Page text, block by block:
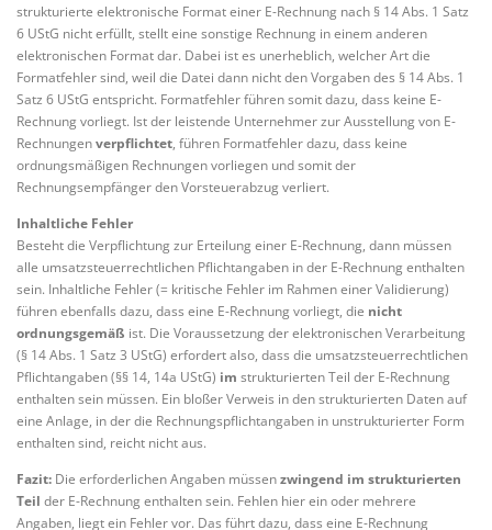
strukturierte elektronische Format einer E-Rechnung nach § 14 Abs. 1 Satz
6 UStG nicht erfüllt, stellt eine sonstige Rechnung in einem anderen
elektronischen Format dar. Dabei ist es unerheblich, welcher Art die
Formatfehler sind, weil die Datei dann nicht den Vorgaben des § 14 Abs. 1
Satz 6 UStG entspricht. Formatfehler führen somit dazu, dass keine E-
Rechnung vorliegt. Ist der leistende Unternehmer zur Ausstellung von E-
Rechnungenverpflichtet, führen Formatfehler dazu, dass keine
ordnungsmäßigen Rechnungen vorliegen und somit der
Rechnungsempfänger den Vorsteuerabzug verliert.
Inhaltliche Fehler
Besteht die Verpflichtung zur Erteilung einer E-Rechnung, dann müssen
alle umsatzsteuerrechtlichen Pflichtangaben in der E-Rechnung enthalten
sein. Inhaltliche Fehler (= kritische Fehler im Rahmen einer Validierung)
führen ebenfalls dazu, dass eine E-Rechnung vorliegt, die nicht
ordnungsgemäß ist. Die Voraussetzung der elektronischen Verarbeitung
(§ 14 Abs. 1 Satz 3 UStG) erfordert also, dass die umsatzsteuerrechtlichen
Pflichtangaben (§§ 14, 14a UStG) im strukturierten Teil der E-Rechnung
enthalten sein müssen. Ein bloßer Verweis in den strukturierten Daten auf
eine Anlage, in der die Rechnungspflichtangaben in unstrukturierter Form
enthalten sind, reicht nicht aus.
Fazit: Die erforderlichen Angaben müssenzwingend im strukturierten
Teil der E-Rechnung enthalten sein. Fehlen hier ein oder mehrere
Angaben, liegt ein Fehler vor. Das führt dazu, dass eine E-Rechnung